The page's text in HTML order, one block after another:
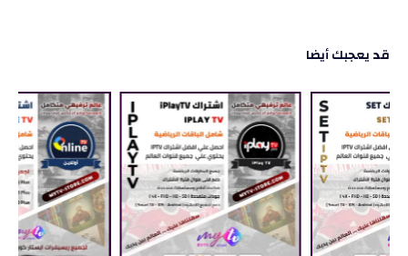
قد يعجبك أيضا